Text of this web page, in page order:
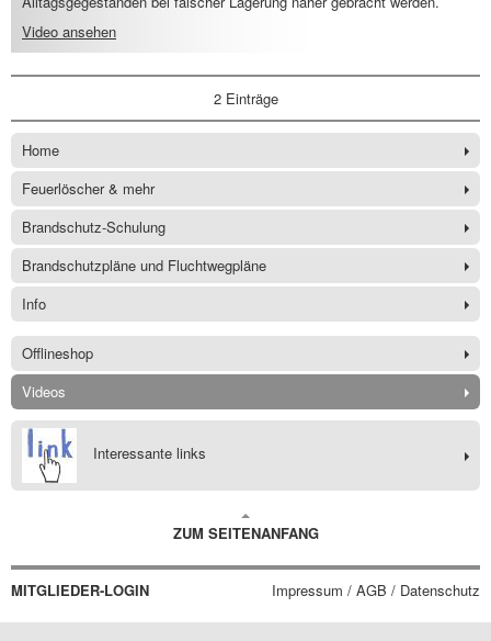
Video ansehen
2 Einträge
Home
Feuerlöscher & mehr
Brandschutz-Schulung
Brandschutzpläne und Fluchtwegpläne
Info
Offlineshop
Videos
Interessante links
ZUM SEITENANFANG
MITGLIEDER-LOGIN Impressum / AGB / Datenschutz